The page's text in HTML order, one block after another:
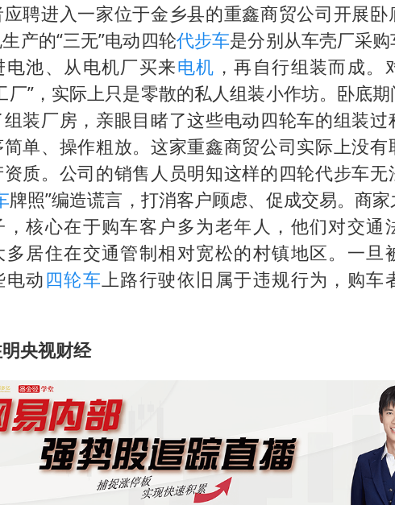
聘进入一家位于金乡县的重鑫商贸公司开展卧
产的“三无”电动四轮代步车是分别从车壳厂采
电池、从电机厂买来电机 ，再自行组装而成。
厂”，实际上只是零散的私人组装小作坊。卧底
装厂房，亲眼目睹了这些电动四轮车的组装过
单、操作粗放。这家重鑫商贸公司实际上没有
质。公司的销售人员明知这样的四轮代步车无
牌照”编造谎言，打消客户顾虑、促成交易。商
，核心在于购车客户多为老年人，他们对交通
多居住在交通管制相对宽松的村镇地区。一旦
电动四轮车上路行驶依旧属于违规行为，购车
央视财经